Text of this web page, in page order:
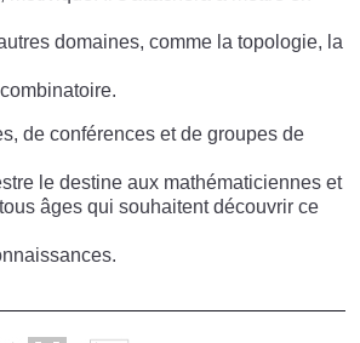
domaines, comme la topologie, la
de conférences et de groupes de
le destine aux mathématiciennes et
âges qui souhaitent découvrir ce